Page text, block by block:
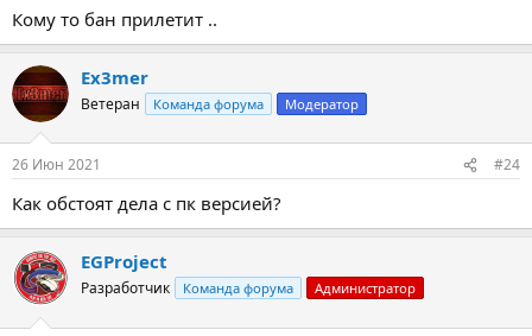
Кому то бан прилетит ..
Ex3mer
Ветеран Команда форума Модератор
26 Июн 2021 #24
Как обстоят дела с пк версией?
EGProject
Разработчик Команда форума Администратор